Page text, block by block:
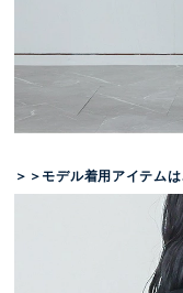
＞＞モデル着用アイテム